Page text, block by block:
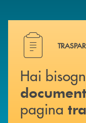
Hai bisogno di
Hai
pagina